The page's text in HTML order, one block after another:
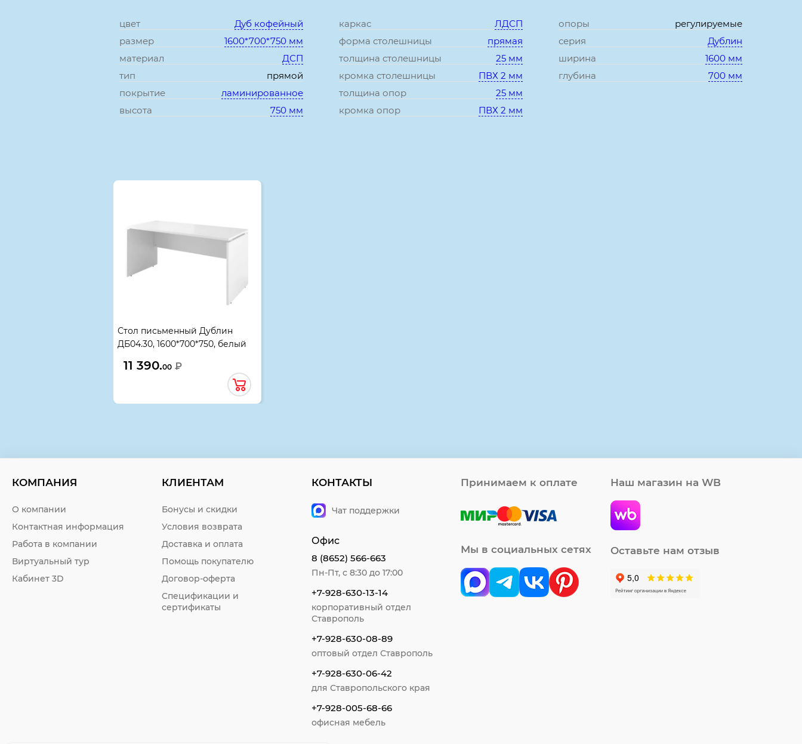
цвет
Дуб кофейный
размер
1600*700*750 мм
материал
ДСП
тип
прямой
покрытие
ламинированное
высота
750 мм
каркас
ЛДСП
форма столешницы
прямая
толщина столешницы
25 мм
кромка столешницы
ПВХ 2 мм
толщина опор
25 мм
кромка опор
ПВХ 2 мм
опоры
регулируемые
серия
Дублин
ширина
1600 мм
глубина
700 мм
Стол письменный Дублин
ДБ04.30, 1600*700*750, белый
11 390.00 ₽
КОМПАНИЯ
О компании
Контактная информация
Работа в компании
Виртуальный тур
Кабинет 3D
КЛИЕНТАМ
Бонусы и скидки
Условия возврата
Доставка и оплата
Помощь покупателю
Договор-оферта
Спецификации и
сертификаты
КОНТАКТЫ
Чат поддержки
Офис
8 (8652) 566-663
Пн-Пт, с 8:30 до 17:00
+7-928-630-13-14
корпоративный отдел
Ставрополь
+7-928-630-08-89
оптовый отдел Ставрополь
+7-928-630-06-42
для Ставропольского края
+7-928-005-68-66
офисная мебель
Принимаем к оплате
Мы в социальных сетях
Наш магазин на WB
Оставьте нам отзыв